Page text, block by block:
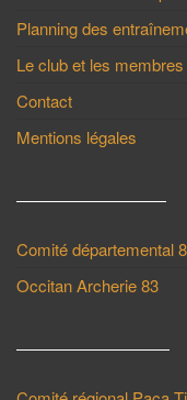
Planning des
Le club et les
Contact
Mentions légales
Comité départemental
Occitan Archerie 83